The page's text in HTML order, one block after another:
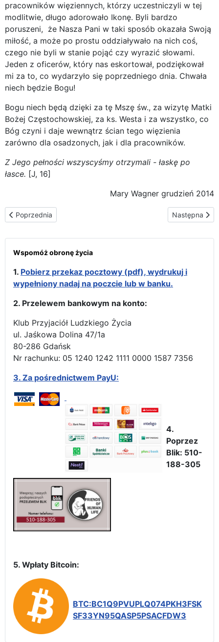
pracowników więziennych, którzy uczestniczyli w tej
modlitwie, długo adorowało Ikonę. Byli bardzo
poruszeni, że Nasza Pani w taki sposób okazała Swoją
miłość, a może po prostu oddziaływało na nich coś,
czego nie byli w stanie pojąć czy wyrazić słowami.
Jeden z oficerów, który nas eskortował, podziękował
mi za to, co wydarzyło się poprzedniego dnia. Chwała
niech będzie Bogu!
Bogu niech będą dzięki za tę Mszę św., za wizytę Matki
Bożej Częstochowskiej, za ks. Westa i za wszystko, co
Bóg czyni i daje wewnątrz ścian tego więzienia
zarówno dla osadzonych, jak i dla pracowników.
Z Jego pełności wszyscyśmy otrzymali - łaskę po
łasce. [J, 16]
Mary Wagner grudzień 2014
Poprzednia strona: Trasa peregrynacji w USA i Kanadzie
Poprzednia Następna
Następna
Wspomóż obronę życia
1. Pobierz przekaz pocztowy (pdf), wydrukuj i
wypełniony nadaj na poczcie lub w banku.
2. Przelewem bankowym na konto:
Klub Przyjaciół Ludzkiego Życia
ul. Jaśkowa Dolina 47/1a
80-286 Gdańsk
Nr rachunku: 05 1240 1242 1111 0000 1587 7356
3. Za pośrednictwem PayU:
4.
Poprzez
Blik: 510-
188-305
5. Wpłaty Bitcoin:
BTC:BC1Q9PVUPLQ074PKH3FSK
SF33YN95QASP5PSACFDW3